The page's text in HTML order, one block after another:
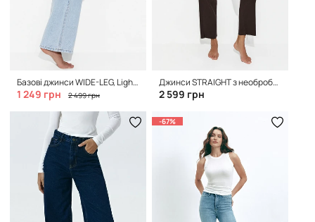
Базові джинси WIDE-LEG, Light Blue
1 249 грн 2 499 грн
Джинси STRAIGHT з необробленим нижнім краєм, Espresso
2 599 грн
-67%